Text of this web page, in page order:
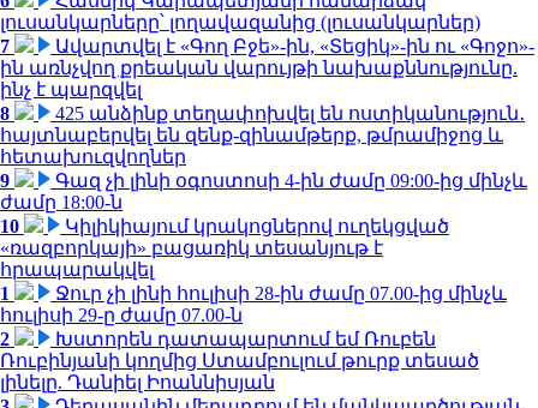
լուսանկարները՝ լողավազանից (լուսանկարներ)
7
Ավարտվել է «Գող Բջե»-ին, «Տեցիկ»-ին ու «Գոջո»-
ին առնչվող քրեական վարույթի նախաքննությունը.
ինչ է պարզվել
8
425 անձինք տեղափոխվել են ոստիկանություն․
հայտնաբերվել են զենք-զինամթերք, թմրամիջոց և
հետախուզվողներ
9
Գազ չի լինի օգոստոսի 4-ին ժամը 09:00-ից մինչև
ժամը 18:00-ն
10
Կիլիկիայում կրակոցներով ուղեկցված
«ռազբորկայի» բացառիկ տեսանյութ է
հրապարակվել
1
Ջուր չի լինի հուլիսի 28-ին ժամը 07.00-ից մինչև
հուլիսի 29-ը ժամը 07.00-ն
2
Խստորեն դատապարտում եմ Ռուբեն
Ռուբինյանի կողմից Ստամբուլում թուրք տեսած
լինելը. Դանիել Իոաննիսյան